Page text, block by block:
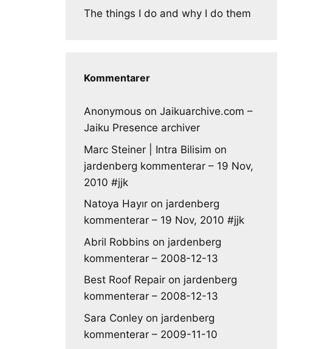
The things I do and why I do them
Kommentarer
Anonymous on Jaikuarchive.com –
Jaiku Presence archiver
Marc Steiner | Intra Bilisim on
jardenberg kommenterar – 19 Nov,
2010 #jjk
Natoya Hayır on jardenberg
kommenterar – 19 Nov, 2010 #jjk
Abril Robbins on jardenberg
kommenterar – 2008-12-13
Best Roof Repair on jardenberg
kommenterar – 2008-12-13
Sara Conley on jardenberg
kommenterar – 2009-11-10